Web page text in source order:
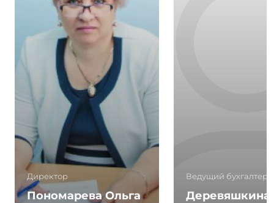
Директор
Пономарева Ольга
Ведущий бухгалтер
Деревяшкина